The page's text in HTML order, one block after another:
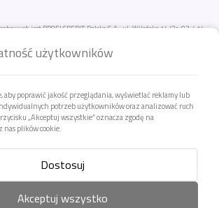
Chcę pożyczkę
użytkowników
aby poprawić jakość przeglądania, wyświetlać reklamy lub
potrzeb użytkowników oraz analizować ruch
„Akceptuj wszystkie” oznacza zgodę na
plików cookie.
Dostosuj
Akceptuj wszystko
jest PROFI CREDIT Polska S.A., ul. Wileńska 14/2c, 03-414
możesz wystąpić do nas lub do Inspektora w formie:
Strefę Klientalub używając aplikacji mobilnejmyPROFI
pisma na adres do doręczeń elektronicznych AE:PL-19027-97176-
Danych Osobowych
– lipiec 2019 r. Ranking został opublikowany 25.06.2019
. PROFI CREDIT Polska S.A. otrzymała 1 miejsce w
– czerwiec 2017 r. Ranking został opublikowany w